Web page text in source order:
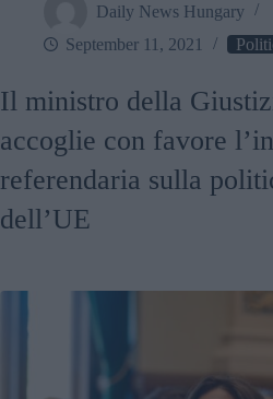
Daily News Hungary
September 11, 2021
Il ministro della
accoglie con favore
referendaria sulla
dell’UE